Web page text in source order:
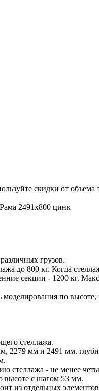
скидки от объема
2491х800 цинк
грузов.
до 800 кг. Когда
секции - 1200 кг.
по высоте,
стеллажа.
2279 мм и 2491 мм.
стеллажа - не менее
высоте с шагом 53 мм.
из отдельных